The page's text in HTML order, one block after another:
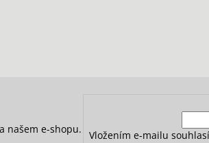
našem e-shopu. Vložením e-mailu